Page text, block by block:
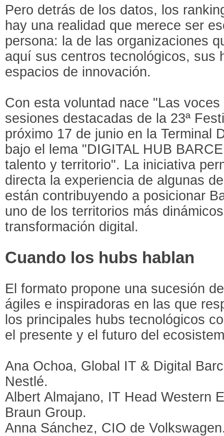
Pero detrás de los datos, los
hay una realidad que merece ser
persona: la de las organizaciones
aquí sus centros tecnológicos, sus
espacios de innovación.
Con esta voluntad nace "Las
sesiones destacadas de la 23ª
próximo 17 de junio en la Terminal
bajo el lema "DIGITAL HUB
talento y territorio". La iniciativa
directa la experiencia de algunas
están contribuyendo a posicionar
uno de los territorios más
transformación digital.
Cuando los hubs hablan
El formato propone una sucesión
ágiles e inspiradoras en las que
los principales hubs tecnológicos
el presente y el futuro del
Ana Ochoa, Global IT & Digital
Nestlé.
Albert Almajano, IT Head Western
Braun Group.
Anna Sánchez, CIO de